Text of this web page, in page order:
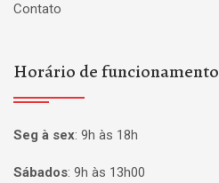
Contato
Horário de funcionamento
Seg à sex: 9h às 18h
Sábados: 9h às 13h00